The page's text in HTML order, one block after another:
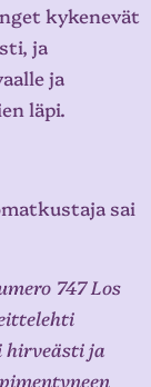
kykenevät
ja
ja
läpi.
sai
747 Los
hirveästi ja